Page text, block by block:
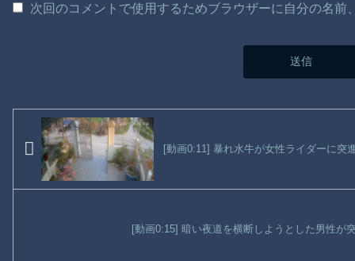
次回のコメントで使用するためブラウザーに自分の名
[動画0:11] 暴れ水牛が女性ライダーに突
[動画0:15] 暗い夜道を横断しようとした男性が